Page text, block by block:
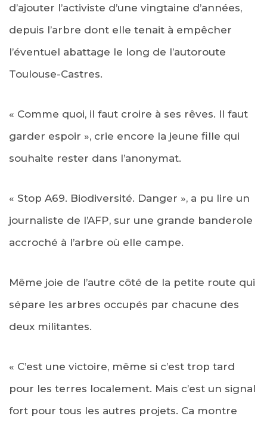
d’ajouter l’activiste d’une vingtaine d’années,
depuis l’arbre dont elle tenait à empêcher
l’éventuel abattage le long de l’autoroute
Toulouse-Castres.
« Comme quoi, il faut croire à ses rêves. Il faut
garder espoir », crie encore la jeune fille qui
souhaite rester dans l’anonymat.
« Stop A69. Biodiversité. Danger », a pu lire un
journaliste de l’AFP, sur une grande banderole
accroché à l’arbre où elle campe.
Même joie de l’autre côté de la petite route qui
sépare les arbres occupés par chacune des
deux militantes.
« C’est une victoire, même si c’est trop tard
pour les terres localement. Mais c’est un signal
fort pour tous les autres projets. Ca montre